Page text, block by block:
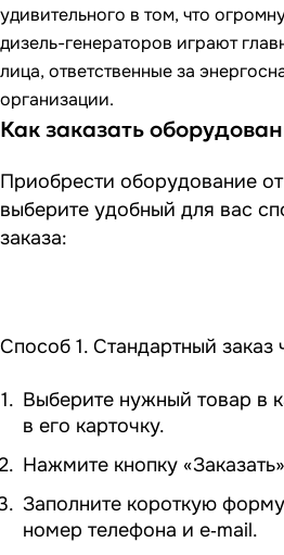
удивительного в том, что
дизель-генераторов играют
лица, ответственные за
организации.
Как заказать
Приобрести оборудование
выберите удобный для вас
заказа:
Способ 1. Стандартный заказ
Выберите нужный товар в
в его карточку.
Нажмите кнопку
Заполните короткую
номер телефона и e‑mail.